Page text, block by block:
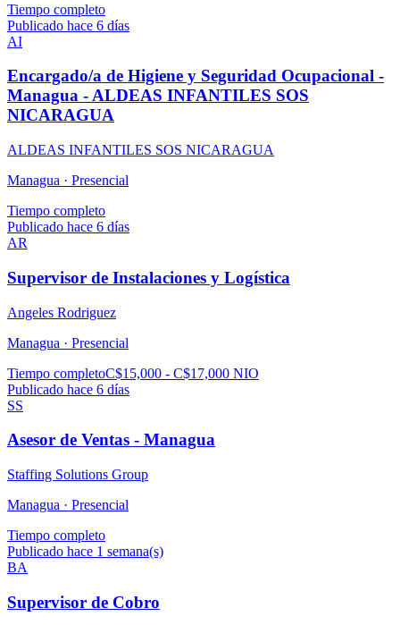
Tiempo completo
Publicado hace 6 días
AI
Encargado/a de Higiene y Seguridad Ocupacional -
Managua - ALDEAS INFANTILES SOS
NICARAGUA
ALDEAS INFANTILES SOS NICARAGUA
Managua · Presencial
Tiempo completo
Publicado hace 6 días
AR
Supervisor de Instalaciones y Logística
Angeles Rodriguez
Managua · Presencial
Tiempo completoC$15,000 - C$17,000 NIO
Publicado hace 6 días
SS
Asesor de Ventas - Managua
Staffing Solutions Group
Managua · Presencial
Tiempo completo
Publicado hace 1 semana(s)
BA
Supervisor de Cobro